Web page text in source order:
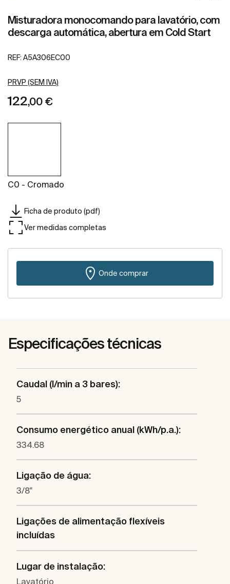
Misturadora monocomando para lavatório, com
descarga automática, abertura em Cold Start
REF: A5A306EC00
PRVP (SEM IVA)
122,00 €
C0 - Cromado
Ficha de produto (pdf)
Ver medidas completas
Onde comprar
Especificações técnicas
Caudal (l/min a 3 bares):
5
Consumo energético anual (kWh/p.a.):
334.68
Ligação de água:
3/8"
Ligações de alimentação flexíveis
incluídas
Lugar de instalação:
Lavatório